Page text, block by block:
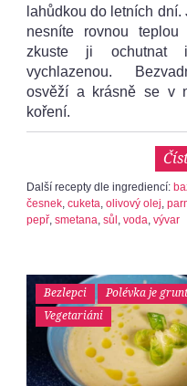
lahůdkou do letních dní.
nesníte rovnou teplou
zkuste ji ochutnat
vychlazenou.
osvěží a krásně se v
koření.
Další recepty dle ingrediencí:
česnek, cuketa, olivový olej,
pepř, smetana, sůl, voda, vývar
Bezlepci
Polévka je grunt
Vegetariáni